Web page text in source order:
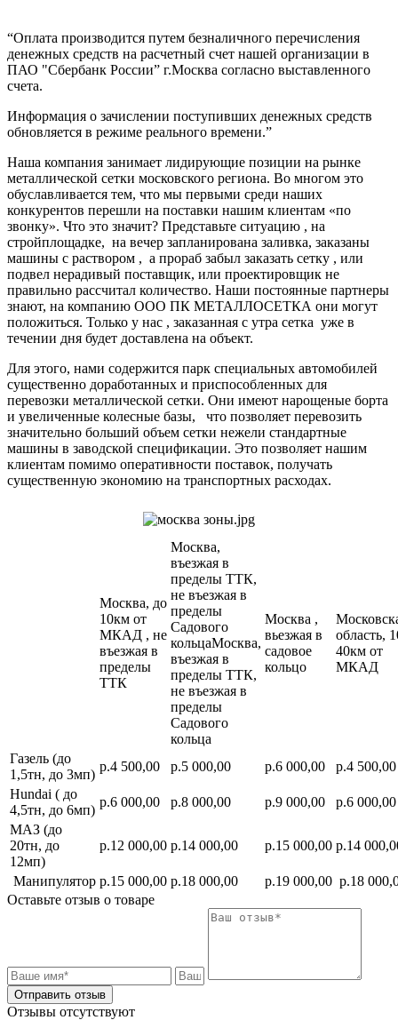
“Оплата производится путем безналичного перечисления
денежных средств на расчетный счет нашей организации в
ПАО "Сбербанк России” г.Москва согласно выставленного
счета.
Информация о зачислении поступивших денежных средств
обновляется в режиме реального времени.”
Наша компания занимает лидирующие позиции на рынке
металлической сетки московского региона. Во многом это
обуславливается тем, что мы первыми среди наших
конкурентов перешли на поставки нашим клиентам «по
звонку». Что это значит? Представьте ситуацию , на
стройплощадке, на вечер запланирована заливка, заказаны
машины с раствором , а прораб забыл заказать сетку , или
подвел нерадивый поставщик, или проектировщик не
правильно рассчитал количество. Наши постоянные партнеры
знают, на компанию ООО ПК МЕТАЛЛОСЕТКА они могут
положиться. Только у нас , заказанная с утра сетка уже в
течении дня будет доставлена на объект.
Для этого, нами содержится парк специальных автомобилей
существенно доработанных и приспособленных для
перевозки металлической сетки. Они имеют нарощеные борта
и увеличенные колесные базы, что позволяет перевозить
значительно больший объем сетки нежели стандартные
машины в заводской спецификации. Это позволяет нашим
клиентам помимо оперативности поставок, получать
существенную экономию на транспортных расходах.
Москва, до
10км от
МКАД , не
въезжая в
пределы
ТТК
Москва,
въезжая в
пределы ТТК,
не въезжая в
пределы
Садового
кольцаМосква,
въезжая в
пределы ТТК,
не въезжая в
пределы
Садового
кольца
Москва ,
вьезжая в
садовое
кольцо
область,
40км от
МКАД
Газель (до
1,5тн, до 3мп)
р.4 500,00 р.5 000,00 р.6 000,00
р.4 500,00
Hundai ( до
4,5тн, до 6мп)
р.6 000,00 р.8 000,00 р.9 000,00
р.6 000,00
МАЗ (до
20тн, до
12мп)
р.12 000,00 р.14 000,00 р.15 000,00 р.14
Манипулятор р.15 000,00 р.18 000,00 р.19 000,00 р.18
Оставьте отзыв о товаре
Отправить отзыв
Отзывы отсутствуют